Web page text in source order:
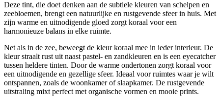
Deze tint, die doet denken aan de subtiele kleuren van schelpen en
zeebloemen, brengt een natuurlijke en rustgevende sfeer in huis. Met
zijn warme en uitnodigende gloed zorgt koraal voor een
harmonieuze balans in elke ruimte.
Net als in de zee, beweegt de kleur koraal mee in ieder interieur. De
kleur straalt rust uit naast pastel- en zandkleuren en is een eyecatcher
tussen heldere tinten. Door de warme ondertonen zorgt koraal voor
een uitnodigende en gezellige sfeer. Ideaal voor ruimtes waar je wilt
ontspannen, zoals de woonkamer of slaapkamer. De rustgevende
uitstraling mixt perfect met organische vormen en mooie prints.